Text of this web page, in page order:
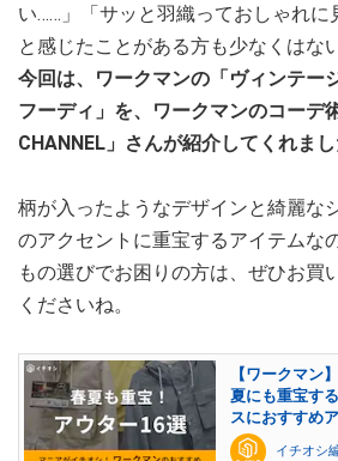
い……」「サッと羽織っておしゃれに
と感じたことがある方も少なくはな
今回は、ワークマンの「ヴィンテー
フーディ」を、ワークマンのコーデ
CHANNEL」さんが紹介してくれまし
柄が入ったようなデザインと綺麗な
のアクセントに重宝するアイテムな
もの選びでお困りの方は、ぜひお買
くださいね。
【ワークマン
夏にも重宝す
スにおすすめ
イチオシ